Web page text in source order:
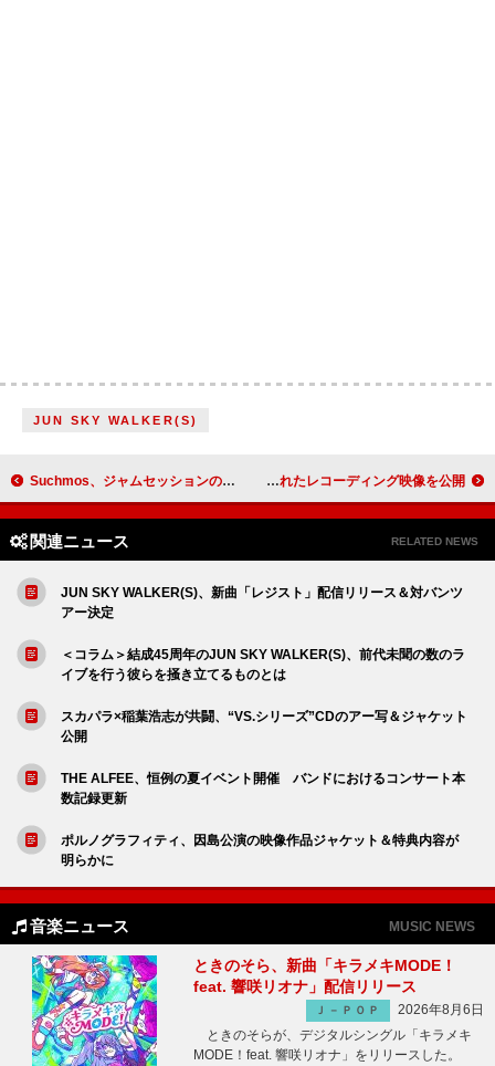
JUN SKY WALKER(S)
Suchmos、ジャムセッションの様子も含むインタビュー映像を公開 サンボマスター、新たな拠点で実施されたレコーディング映像を公開
関連ニュース RELATED NEWS
JUN SKY WALKER(S)、新曲「レジスト」配信リリース＆対バンツ
アー決定
＜コラム＞結成45周年のJUN SKY WALKER(S)、前代未聞の数のラ
イブを行う彼らを掻き立てるものとは
スカパラ×稲葉浩志が共闘、“VS.シリーズ”CDのアー写＆ジャケット
公開
THE ALFEE、恒例の夏イベント開催 バンドにおけるコンサート本
数記録更新
ポルノグラフィティ、因島公演の映像作品ジャケット＆特典内容が
明らかに
音楽ニュース MUSIC NEWS
ときのそら、新曲「キラメキMODE！
feat. 響咲リオナ」配信リリース
Ｊ－ＰＯＰ
2026年8月6日
ときのそらが、デジタルシングル「キラメキ
MODE！feat. 響咲リオナ」をリリースした。